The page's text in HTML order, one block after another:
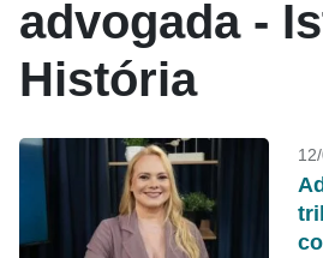
advogada -
História